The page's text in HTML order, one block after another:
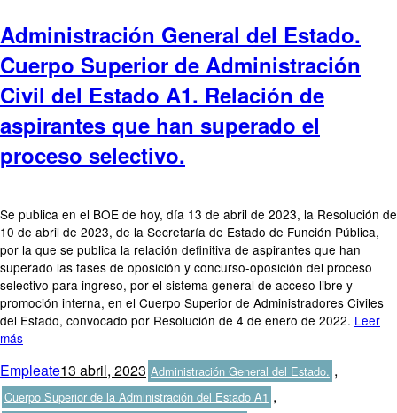
Administración General del Estado.
Cuerpo Superior de Administración
Civil del Estado A1. Relación de
aspirantes que han superado el
proceso selectivo.
Se publica en el BOE de hoy, día 13 de abril de 2023, la Resolución de
10 de abril de 2023, de la Secretaría de Estado de Función Pública,
por la que se publica la relación definitiva de aspirantes que han
superado las fases de oposición y concurso-oposición del proceso
selectivo para ingreso, por el sistema general de acceso libre y
promoción interna, en el Cuerpo Superior de Administradores Civiles
del Estado, convocado por Resolución de 4 de enero de 2022. Leer
más
Autor
EmpleatePublicado
el
13 abril, 2023 Categorías
Administración General del Estado. ,
Cuerpo Superior de la Administración del Estado A1 ,